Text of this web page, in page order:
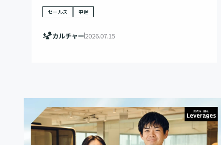
セールス 中途
カルチャー2026.07.15